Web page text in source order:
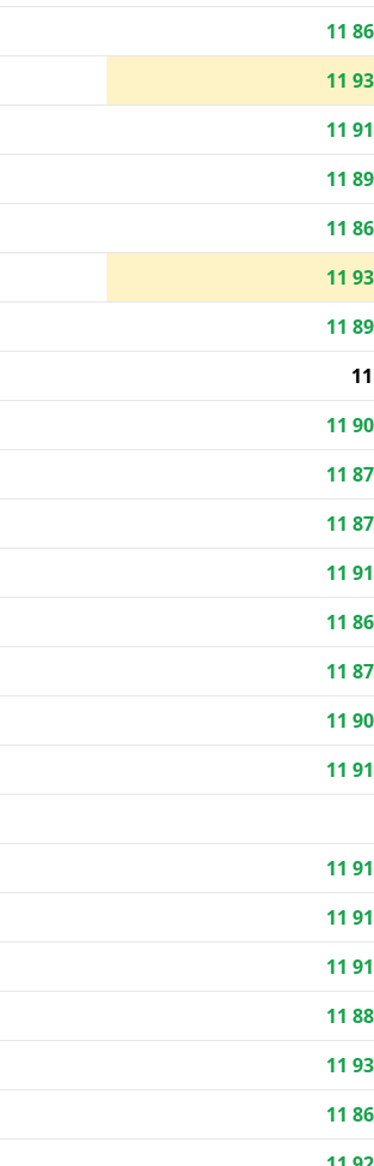
11
11
11
11
11
11
11
11
11
11
11
11
11
11
11
11
11
11
11
11
11